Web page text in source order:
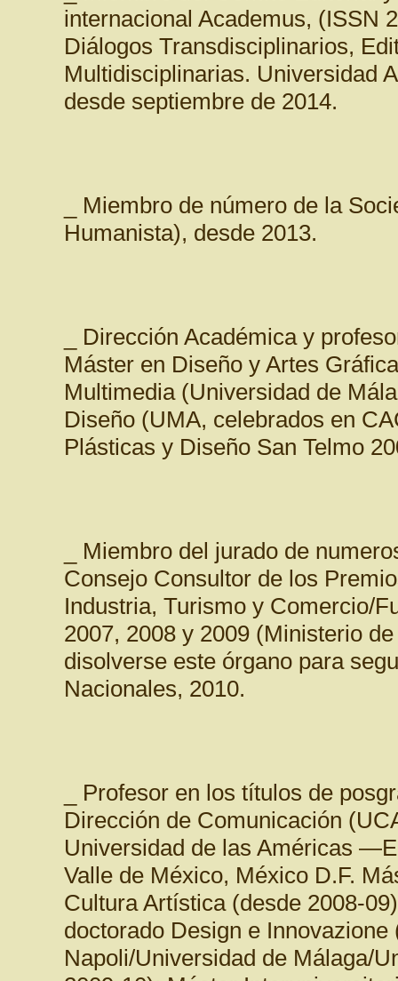
internacional Academus, (ISSN
Diálogos Transdisciplinarios,
Multidisciplinarias.
desde septiembre de 2014.
_ Miembro de número de la
Humanista), desde 2013.
_ Dirección Académica y
Máster en Diseño y Artes
Multimedia (Universidad de
Diseño (UMA, celebrados en
Plásticas y Diseño San Telmo
_ Miembro del jurado de
Consejo Consultor de los
Industria, Turismo y Comercio/
2007, 2008 y 2009 (Ministerio
disolverse este órgano para
Nacionales, 2010.
_ Profesor en los títulos de
Dirección de Comunicación
Universidad de las Américas
Valle de México, México D.F.
Cultura Artística (desde 2008-
doctorado Design e
Napoli/Universidad de Málaga/